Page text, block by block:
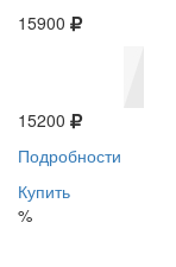
15900
15200
Подробности
Купить
%